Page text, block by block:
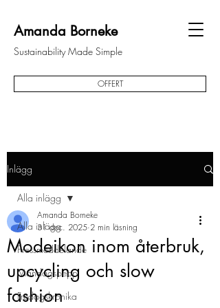
Amanda Borneke
Sustainability Made Simple
OFFERT
Inlägg
Alla inlägg
Pressmeddelande
Måndagspepp
Fredagskrönika
Alla inlägg
Modeikon inom återbruk,
upcycling och slow
fashion
Amanda Borneke
31 dec. 2025 2 min läsning